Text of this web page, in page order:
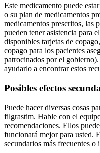
Este medicamento puede
o su plan de medicamentos
medicamentos prescritos, las
pueden tener asistencia para
disponibles tarjetas de
copago para los pacientes
patrocinados por el
ayudarlo a encontrar estos
Posibles efectos
Puede hacer diversas cosas
filgrastim. Hable con el
recomendaciones. Ellos
funcionará mejor para usted.
secundarios más frecuentes o